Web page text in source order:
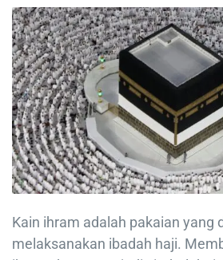
Kain ihram adalah pakaian yang
melaksanakan ibadah haji.